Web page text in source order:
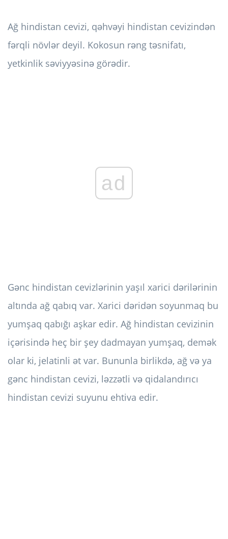
Ağ hindistan cevizi, qəhvəyi hindistan cevizindən
fərqli növlər deyil. Kokosun rəng təsnifatı,
yetkinlik səviyyəsinə görədir.
ad
Gənc hindistan cevizlərinin yaşıl xarici dərilərinin
altında ağ qabıq var. Xarici dəridən soyunmaq bu
yumşaq qabığı aşkar edir. Ağ hindistan cevizinin
içərisində heç bir şey dadmayan yumşaq, demək
olar ki, jelatinli ət var. Bununla birlikdə, ağ və ya
gənc hindistan cevizi, ləzzətli və qidalandırıcı
hindistan cevizi suyunu ehtiva edir.